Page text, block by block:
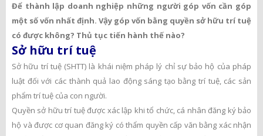
Để thành lập doanh nghiệp những người góp vốn cần góp
một số vốn nhất định. Vậy góp vốn bằng quyền sở hữu trí tuệ
có được không? Thủ tục tiến hành thế nào?
Sở hữu trí tuệ
Sở hữu trí tuệ (SHTT) là khái niệm pháp lý chỉ sự bảo hộ của pháp
luật đối với các thành quả lao động sáng tạo bằng trí tuệ, các sản
phẩm trí tuệ của con người.
Quyền sở hữu trí tuệ được xác lập khi tổ chức, cá nhân đăng ký bảo
hộ và được cơ quan đăng ký có thẩm quyền cấp văn bằng xác nhận